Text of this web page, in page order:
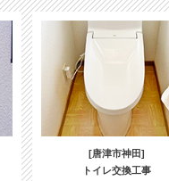
[唐津市神田]
トイレ交換工事